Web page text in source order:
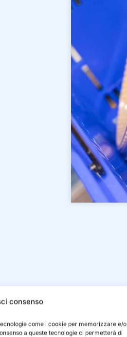
consenso
come i cookie per memorizzare e/o
a queste tecnologie ci permetterà di
Prodotti